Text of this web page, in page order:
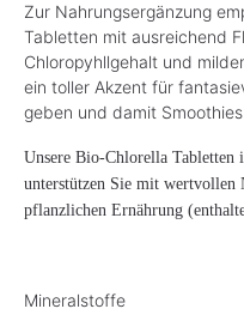
Zur Nahrungsergänzung
Tabletten mit ausreichend
Chloropyhllgehalt und
ein toller Akzent für
geben und damit
Unsere Bio-Chlorella Tabletten
unterstützen Sie mit wertvollen
pflanzlichen Ernährung
Mineralstoffe